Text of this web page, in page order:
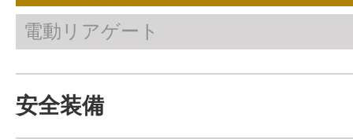
電動リアゲート
安全装備